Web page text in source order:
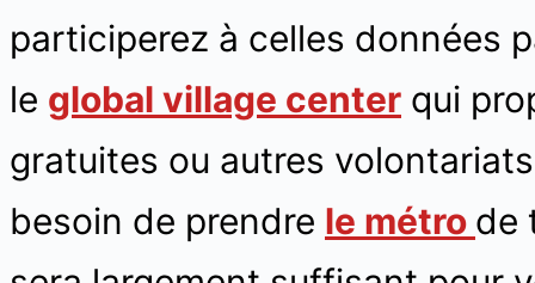
participerez à celles données
le global village center qui
gratuites ou autres
besoin de prendre le métro de